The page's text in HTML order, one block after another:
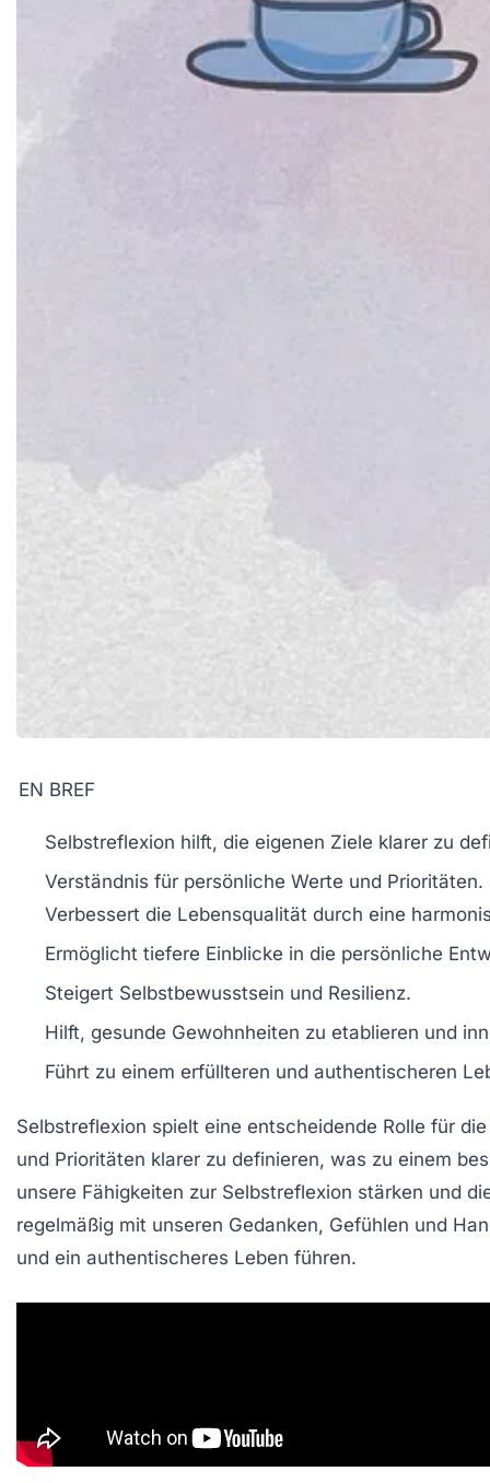
EN BREF
Selbstreflexion hilft, die eigenen Ziele klarer zu
Verständnis für persönliche Werte und Prioritäten.
Verbessert die Lebensqualität durch eine
Ermöglicht tiefere Einblicke in die persönliche
Steigert Selbstbewusstsein und Resilienz.
Hilft, gesunde Gewohnheiten zu etablieren und
Führt zu einem erfüllteren und authentischeren
Selbstreflexion spielt eine entscheidende Rolle für
und Prioritäten klarer zu definieren, was zu einem
unsere Fähigkeiten zur Selbstreflexion stärken und
regelmäßig mit unseren Gedanken, Gefühlen und
und ein authentischeres Leben führen.